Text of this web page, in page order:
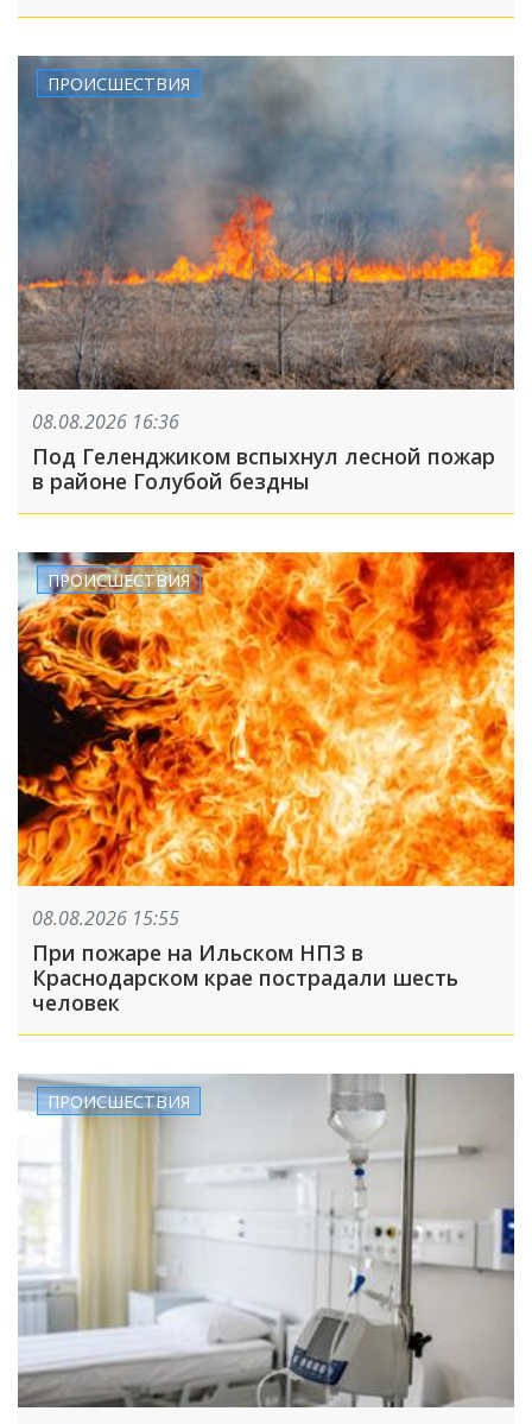
ПРОИСШЕСТВИЯ
08.08.2026 16:36
Под Геленджиком вспыхнул лесной пожар
в районе Голубой бездны
ПРОИСШЕСТВИЯ
08.08.2026 15:55
При пожаре на Ильском НПЗ в
Краснодарском крае пострадали шесть
человек
ПРОИСШЕСТВИЯ